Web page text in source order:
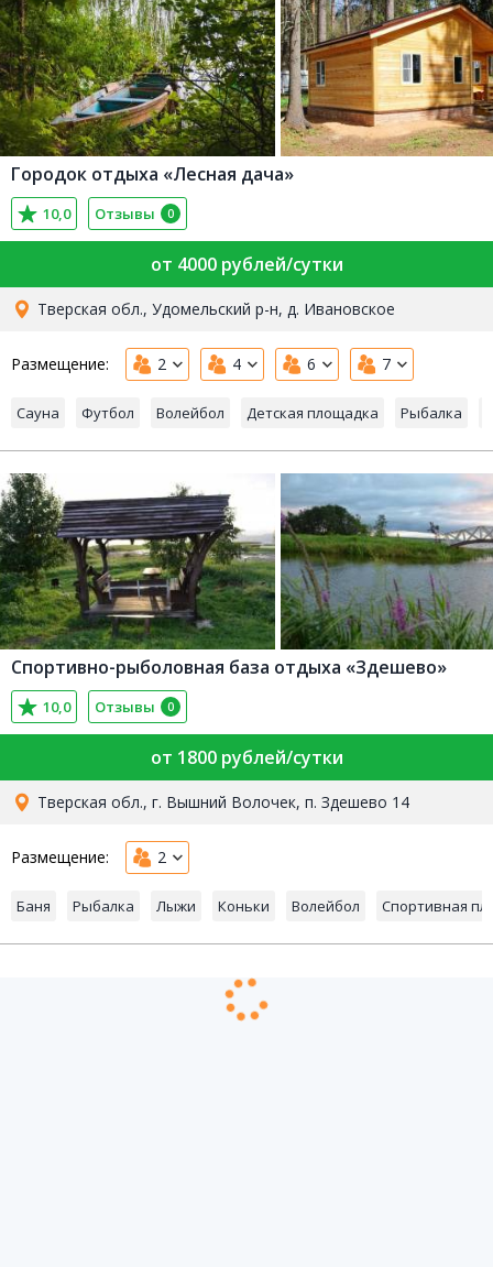
Городок отдыха «Лесная дача»
10,0 Отзывы 0
от 4000 рублей/сутки
Тверская обл., Удомельский р-н, д. Ивановское
Размещение: 2 4 6 7
Сауна Футбол Волейбол Детская площадка Рыбалка
Спортивно-рыболовная база отдыха «Здешево»
10,0 Отзывы 0
от 1800 рублей/сутки
Тверская обл., г. Вышний Волочек, п. Здешево 14
Размещение: 2
Баня Рыбалка Лыжи Коньки Волейбол Спортивная